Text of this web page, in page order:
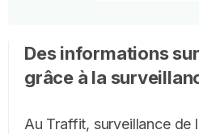
Des informations
grâce à la
Au Traffit, surveillance de